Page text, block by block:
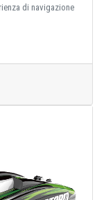
di navigazione